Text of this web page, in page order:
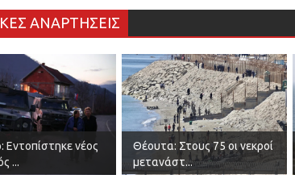
ΑΝΑΡΤΗΣΕΙΣ
Εντοπίστηκε νέος
...
Θέουτα: Στους 75 οι νεκροί
μετανάστ...